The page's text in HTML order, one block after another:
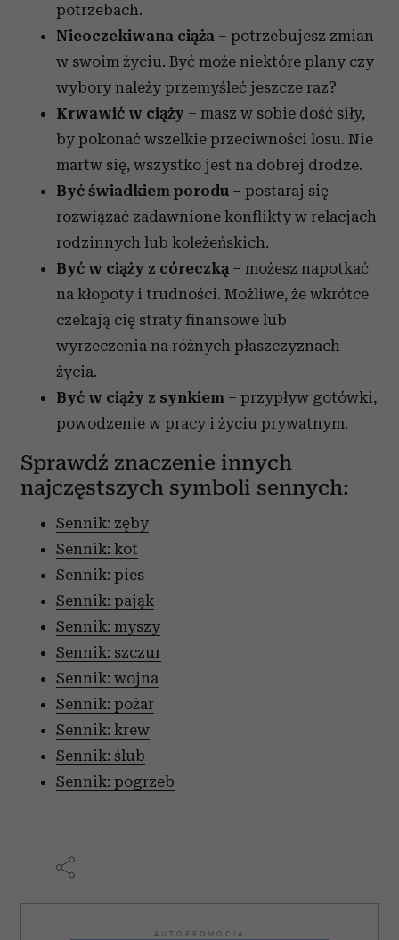
potrzebach.
Nieoczekiwana ciąża – potrzebujesz zmian
w swoim życiu. Być może niektóre plany czy
wybory należy przemyśleć jeszcze raz?
Krwawić w ciąży – masz w sobie dość siły,
by pokonać wszelkie przeciwności losu. Nie
martw się, wszystko jest na dobrej drodze.
Być świadkiem porodu – postaraj się
rozwiązać zadawnione konflikty w relacjach
rodzinnych lub koleżeńskich.
Być w ciąży z córeczką – możesz napotkać
na kłopoty i trudności. Możliwe, że wkrótce
czekają cię straty finansowe lub
wyrzeczenia na różnych płaszczyznach
życia.
Być w ciąży z synkiem – przypływ gotówki,
powodzenie w pracy i życiu prywatnym.
Sprawdź znaczenie innych
najczęstszych symboli sennych:
Sennik: zęby
Sennik: kot
Sennik: pies
Sennik: pająk
Sennik: myszy
Sennik: szczur
Sennik: wojna
Sennik: pożar
Sennik: krew
Sennik: ślub
Sennik: pogrzeb
AUTOPROMOCJA